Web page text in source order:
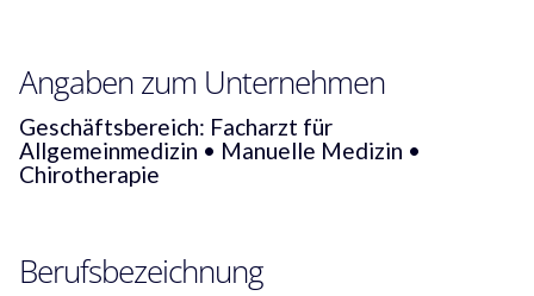
Angaben zum Unternehmen
Geschäftsbereich: Facharzt für
Allgemeinmedizin • Manuelle Medizin •
Chirotherapie
Berufsbezeichnung